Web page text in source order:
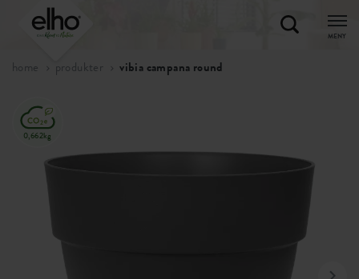
MENY
home produkter vibia campana round
0,662kg